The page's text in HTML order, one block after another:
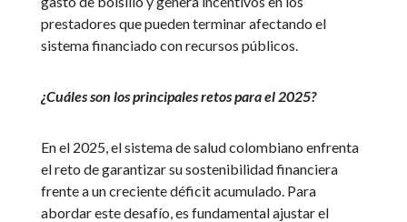
prestadores que pueden terminar afectando el
sistema financiado con recursos públicos.
¿Cuáles son los principales retos para el 2025?
En el 2025, el sistema de salud colombiano enfrenta
el reto de garantizar su sostenibilidad financiera
frente a un creciente déficit acumulado. Para
abordar este desafío, es fundamental ajustar el